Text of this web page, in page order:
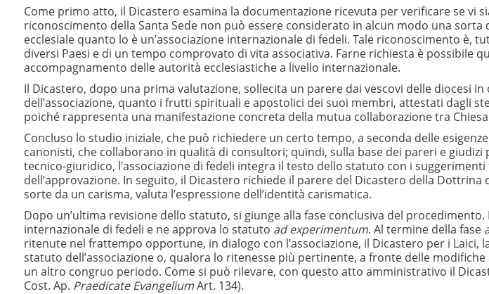
Come primo atto, il Dicastero esamina la documentazione ricevuta per verificare se
riconoscimento della Santa Sede non può essere considerato in alcun modo una
ecclesiale quanto lo è un’associazione internazionale di fedeli. Tale riconoscimento è,
diversi Paesi e di un tempo comprovato di vita associativa. Farne richiesta è possibile
accompagnamento delle autorità ecclesiastiche a livello internazionale.
Il Dicastero, dopo una prima valutazione, sollecita un parere dai vescovi delle diocesi
dell’associazione, quanto i frutti spirituali e apostolici dei suoi membri, attestati dagli
poiché rappresenta una manifestazione concreta della mutua collaborazione tra
Concluso lo studio iniziale, che può richiedere un certo tempo, a seconda delle
canonisti, che collaborano in qualità di consultori; quindi, sulla base dei pareri e
tecnico-giuridico, l’associazione di fedeli integra il testo dello statuto con i
dell’approvazione. In seguito, il Dicastero richiede il parere del Dicastero della
sorte da un carisma, valuta l’espressione dell’identità carismatica.
Dopo un’ultima revisione dello statuto, si giunge alla fase conclusiva del
internazionale di fedeli e ne approva lo statuto ad experimentum. Al termine della fase
ritenute nel frattempo opportune, in dialogo con l’associazione, il Dicastero per i
statuto dell’associazione o, qualora lo ritenesse più pertinente, a fronte delle
un altro congruo periodo. Come si può rilevare, con questo atto amministrativo il
Cost. Ap. Praedicate EvangeliumArt. 134).